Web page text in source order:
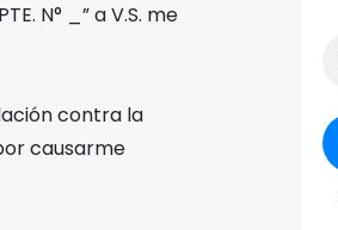
N° _” a V.S. me
contra la
causarme